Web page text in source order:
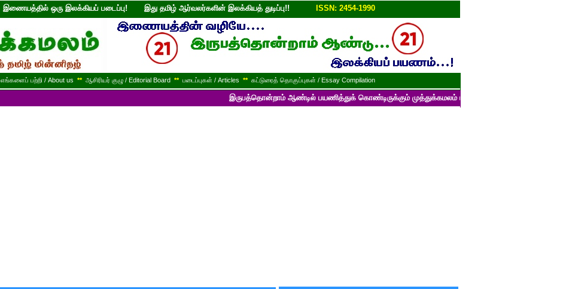
இணையத்தில் ஒரு இலக்கியப் படைப்பு! இது தமிழ் ஆர்வலர்களின் இலக்கியத் துடிப்பு!! ISSN: 2454-1990
எங்களைப் பற்றி / About us ** ஆசிரியர் குழு / Editorial Board ** படைப்புகள் / Articles ** கட்டுரைத் தொகுப்புகள் / Essay Compilation
இருபத்தொன்றாம் ஆண்டில் பயணித்துக் கொண்டிருக்கும் முத்துக்கமலம் பன்னாட்டுத் தமிழ் மின்னிதழின்